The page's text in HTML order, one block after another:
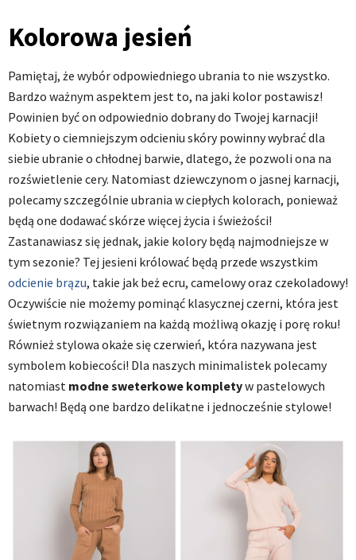
Kolorowa jesień
Pamiętaj, że wybór odpowiedniego ubrania to nie wszystko.
Bardzo ważnym aspektem jest to, na jaki kolor postawisz!
Powinien być on odpowiednio dobrany do Twojej karnacji!
Kobiety o ciemniejszym odcieniu skóry powinny wybrać dla
siebie ubranie o chłodnej barwie, dlatego, że pozwoli ona na
rozświetlenie cery. Natomiast dziewczynom o jasnej karnacji,
polecamy szczególnie ubrania w ciepłych kolorach, ponieważ
będą one dodawać skórze więcej życia i świeżości!
Zastanawiasz się jednak, jakie kolory będą najmodniejsze w
tym sezonie? Tej jesieni królować będą przede wszystkim
odcienie brązu, takie jak beż ecru, camelowy oraz czekoladowy!
Oczywiście nie możemy pominąć klasycznej czerni, która jest
świetnym rozwiązaniem na każdą możliwą okazję i porę roku!
Również stylowa okaże się czerwień, która nazywana jest
symbolem kobiecości! Dla naszych minimalistek polecamy
natomiast modne sweterkowe kompletyw pastelowych
barwach! Będą one bardzo delikatne i jednocześnie stylowe!